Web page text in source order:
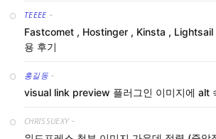
TEEEE -
Fastcomet , Hostinger , Kinsta , Lightsail
용 후기
홍길동 -
visual link preview 플러그인 이미지에 alt
CHRISSUEXY -